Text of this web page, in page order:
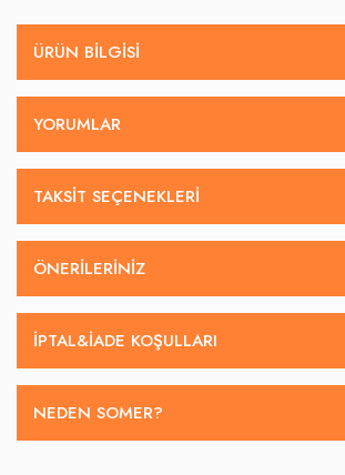
ÜRÜN BILGISI
YORUMLAR
TAKSIT SEÇENEKLERI
ÖNERILERINIZ
İPTAL&IADE KOŞULLARI
NEDEN SOMER?